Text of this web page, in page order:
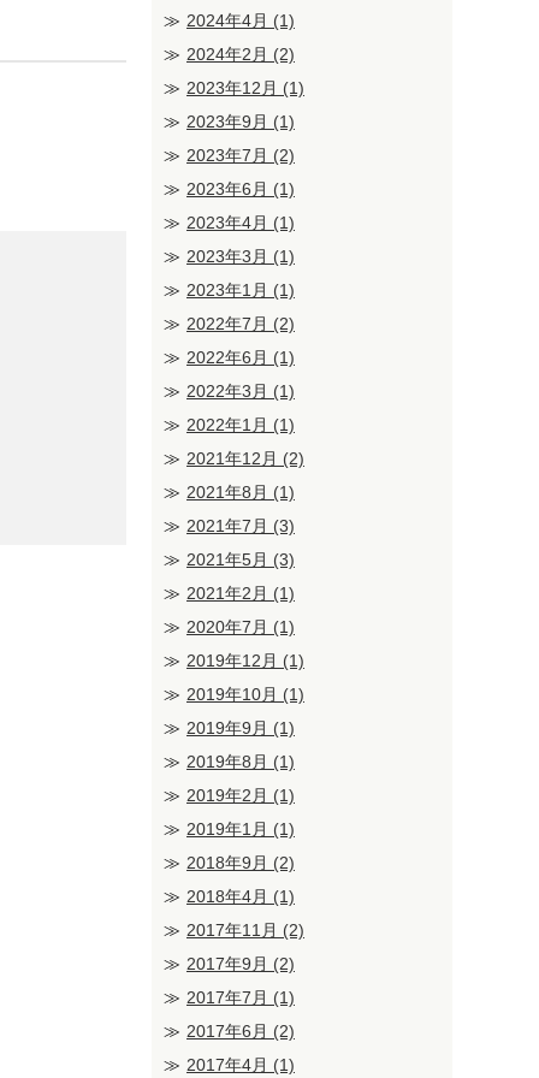
2024年4月 (1)
2024年2月 (2)
2023年12月 (1)
2023年9月 (1)
2023年7月 (2)
2023年6月 (1)
2023年4月 (1)
2023年3月 (1)
2023年1月 (1)
2022年7月 (2)
2022年6月 (1)
2022年3月 (1)
2022年1月 (1)
2021年12月 (2)
2021年8月 (1)
2021年7月 (3)
2021年5月 (3)
2021年2月 (1)
2020年7月 (1)
2019年12月 (1)
2019年10月 (1)
2019年9月 (1)
2019年8月 (1)
2019年2月 (1)
2019年1月 (1)
2018年9月 (2)
2018年4月 (1)
2017年11月 (2)
2017年9月 (2)
2017年7月 (1)
2017年6月 (2)
2017年4月 (1)